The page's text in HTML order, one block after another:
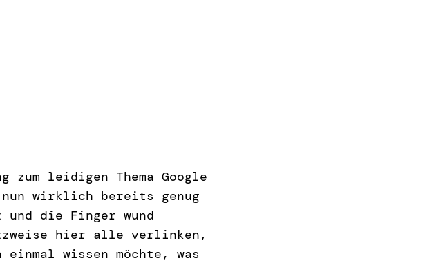
zum leidigen Thema Google
wirklich bereits genug
und die Finger wund
hier alle verlinken,
wissen möchte, was